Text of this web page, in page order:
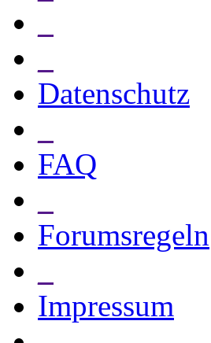
Datenschutz
FAQ
Forumsregeln
Impressum